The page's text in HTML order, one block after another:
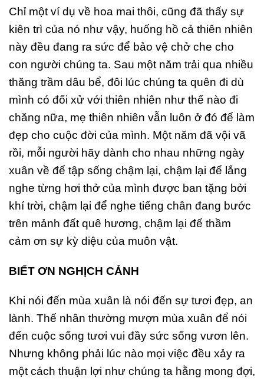
Chỉ một ví dụ về hoa mai thôi, cũng đã thấy sự
kiên trì của nó như vậy, huống hồ cả thiên nhiên
này đều đang ra sức để bảo vệ chở che cho
con người chúng ta. Sau một năm trải qua nhiều
thăng trầm dâu bể, đôi lúc chúng ta quên đi dù
mình có đối xử với thiên nhiên như thế nào đi
chăng nữa, mẹ thiên nhiên vẫn luôn ở đó để làm
đẹp cho cuộc đời của mình. Một năm đã vội vã
rồi, mỗi người hãy dành cho nhau những ngày
xuân về để tập sống chậm lại, chậm lại để lắng
nghe từng hơi thở của mình được ban tặng bởi
khí trời, chậm lại để nghe tiếng chân đang bước
trên mảnh đất quê hương, chậm lại để thầm
cảm ơn sự kỳ diệu của muôn vật.
BIẾT ƠN NGHỊCH CẢNH
Khi nói đến mùa xuân là nói đến sự tươi đẹp, an
lành. Thế nhân thường mượn mùa xuân để nói
đến cuộc sống tươi vui đầy sức sống vươn lên.
Nhưng không phải lúc nào mọi việc đều xảy ra
một cách thuận lợi như chúng ta hằng mong đợi,